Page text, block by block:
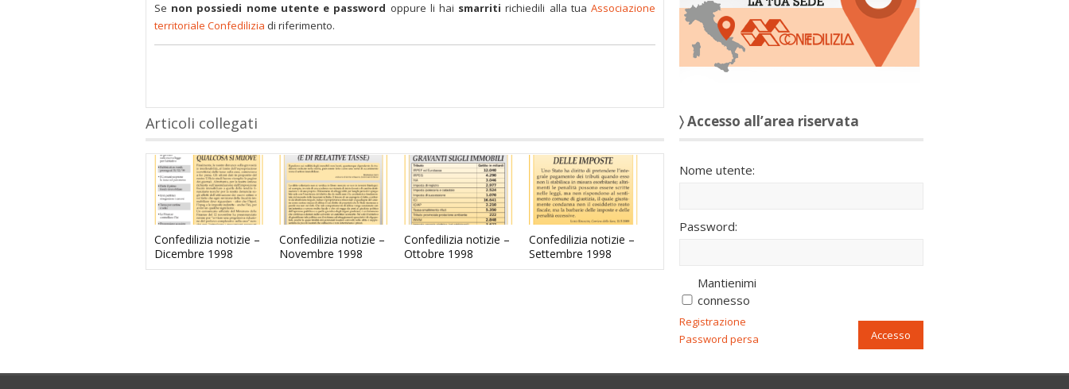
Se non possiedi nome utente e password oppure li hai smarriti richiedili alla tuaAssociazione
territoriale Confedilizia di riferimento.
Articoli collegati
Confedilizia notizie –
Dicembre 1998
Confedilizia notizie –
Novembre 1998
Confedilizia notizie –
Ottobre 1998
Confedilizia notizie –
Settembre 1998
〉 Accesso all’area riservata
Nome utente:
Password:
Mantienimi
connesso
Accesso
Registrazione
Password persa